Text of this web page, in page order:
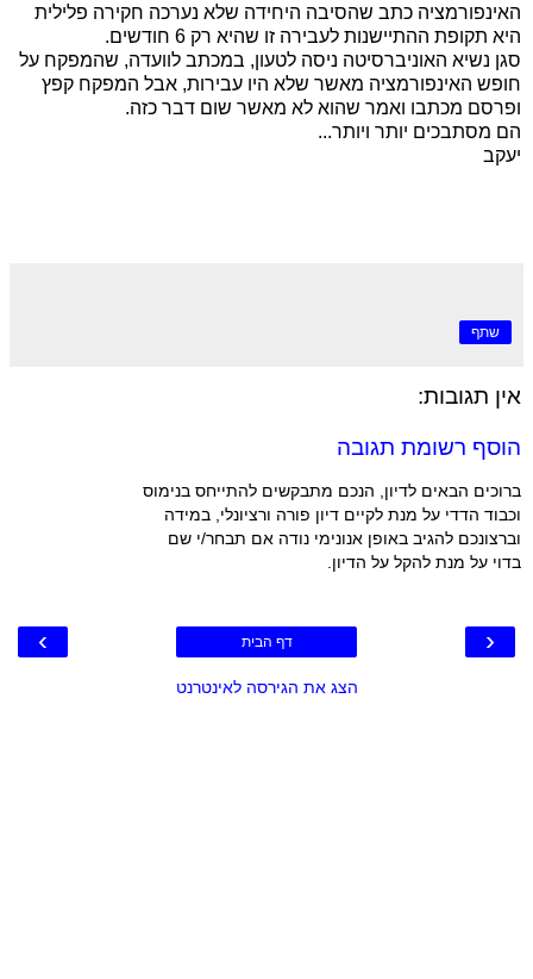
האינפורמציה כתב שהסיבה היחידה שלא נערכה חקירה פלילית
היא תקופת ההתיישנות לעבירה זו שהיא רק 6 חודשים.
סגן נשיא האוניברסיטה ניסה לטעון, במכתב לוועדה, שהמפקח על
חופש האינפורמציה מאשר שלא היו עבירות, אבל המפקח קפץ
ופרסם מכתבו ואמר שהוא לא מאשר שום דבר כזה.
הם מסתבכים יותר ויותר...
יעקב
שתף
אין תגובות:
הוסף רשומת תגובה
ברוכים הבאים לדיון, הנכם מתבקשים להתייחס בנימוס
וכבוד הדדי על מנת לקיים דיון פורה ורציונלי, במידה
וברצונכם להגיב באופן אנונימי נודה אם תבחר/י שם
בדוי על מנת להקל על הדיון.
‹
› דף הבית
הצג את הגירסה לאינטרנט